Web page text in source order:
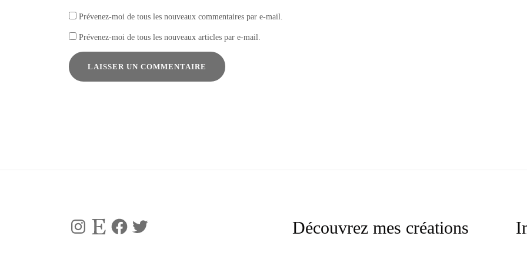
Prévenez-moi de tous les nouveaux commentaires par e-mail.
Prévenez-moi de tous les nouveaux articles par e-mail.
Instagram
Etsy FacebookTwitter Découvrez mes créations